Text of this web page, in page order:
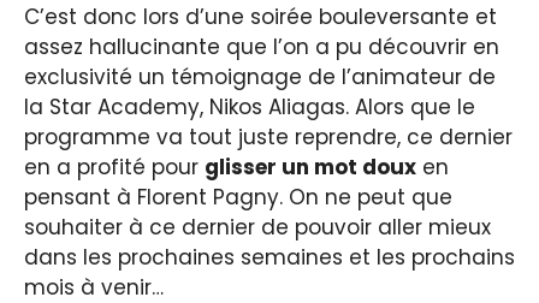
C’est donc lors d’une soirée bouleversante et
assez hallucinante que l’on a pu découvrir en
exclusivité un témoignage de l’animateur de
la Star Academy, Nikos Aliagas. Alors que le
programme va tout juste reprendre, ce dernier
en a profité pour glisser un mot doux en
pensant à Florent Pagny. On ne peut que
souhaiter à ce dernier de pouvoir aller mieux
dans les prochaines semaines et les prochains
mois à venir…